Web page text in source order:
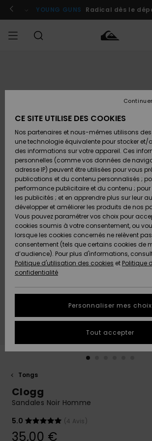
l'information
le
Se connecter / s'inscrire
YOUNG GUNS Radical dès le
Chaussures
& Tongs
Surf
Snow
Nouveautés
A
Découvrir
Chaussures
& Tongs
Surf
Snow
Nouveautés
A
Découvrir
FEMME
A
Découvrir
Snow
SURF
Surf
Shop
Enfant
Highlights
Communauté
SNOW
Snow
Shop
Enfant
Snow
Shop
Femme
A
Découvrir
Communauté
OUTLET
Enfant
Outlet
Femme
AIDE &
CONTACT
Retours
Paiement
Carte
Cadeau
Quiksilver
Freedom
Protection
des
tailles
conversation
à votre
Démarrer
MAGASINS
QUIKSILVER
Tongs
Clogg
Sandales Noir Homme
5.0
(4 Avis)
35,00 €
CE SITE UTILISE DES COOKIES
Nos partenaires et nous-mêmes utilisons
une technologie équivalente pour stocker et/
des informations sur votre appareil. Ces
personnelles (comme vos données de
adresse IP) peuvent être utilisées pour vous
publications et du contenu personnalisés ;
performance publicitaire et du contenu ;
les publicités ; et en apprendre plus sur leur
développer et améliorer les produits de nos
Vous pouvez paramétrer vos choix pour
cookies soumis à votre consentement, ou
lorsque les cookies concernés ne relèvent
consentement (tels que certains cookies de
d’audience). Pour plus d'informations,
Politique d'utilisation des cookies et Politique
confidentialité
Personnaliser mes choix
Tout accepter